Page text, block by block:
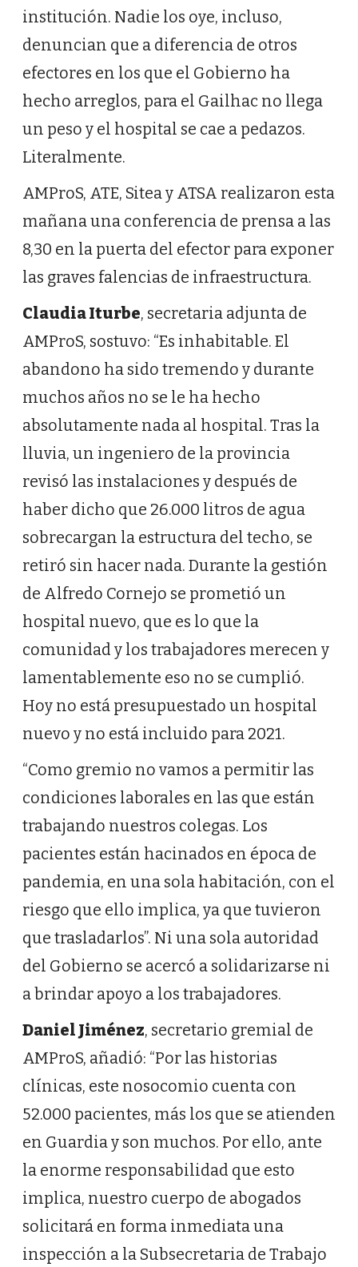
institución. Nadie los oye, incluso,
denuncian que a diferencia de otros
efectores en los que el Gobierno ha
hecho arreglos, para el Gailhac no llega
un peso y el hospital se cae a pedazos.
Literalmente.
AMProS, ATE, Sitea y ATSA realizaron esta
mañana una conferencia de prensa a las
8,30 en la puerta del efector para exponer
las graves falencias de infraestructura.
Claudia Iturbe, secretaria adjunta de
AMProS, sostuvo: “Es inhabitable. El
abandono ha sido tremendo y durante
muchos años no se le ha hecho
absolutamente nada al hospital. Tras la
lluvia, un ingeniero de la provincia
revisó las instalaciones y después de
haber dicho que 26.000 litros de agua
sobrecargan la estructura del techo, se
retiró sin hacer nada. Durante la gestión
de Alfredo Cornejo se prometió un
hospital nuevo, que es lo que la
comunidad y los trabajadores merecen y
lamentablemente eso no se cumplió.
Hoy no está presupuestado un hospital
nuevo y no está incluido para 2021.
“Como gremio no vamos a permitir las
condiciones laborales en las que están
trabajando nuestros colegas. Los
pacientes están hacinados en época de
pandemia, en una sola habitación, con el
riesgo que ello implica, ya que tuvieron
que trasladarlos”. Ni una sola autoridad
del Gobierno se acercó a solidarizarse ni
a brindar apoyo a los trabajadores.
Daniel Jiménez, secretario gremial de
AMProS, añadió: “Por las historias
clínicas, este nosocomio cuenta con
52.000 pacientes, más los que se atienden
en Guardia y son muchos. Por ello, ante
la enorme responsabilidad que esto
implica, nuestro cuerpo de abogados
solicitará en forma inmediata una
inspección a la Subsecretaria de Trabajo